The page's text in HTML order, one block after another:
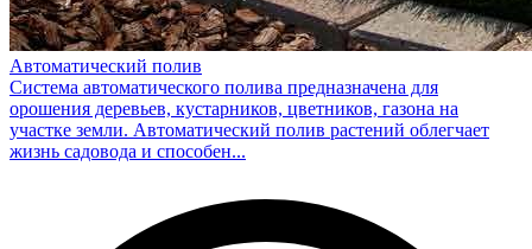
Автоматический полив
Система автоматического полива предназначена для
орошения деревьев, кустарников, цветников, газона на
участке земли. Автоматический полив растений облегчает
жизнь садовода и способен...